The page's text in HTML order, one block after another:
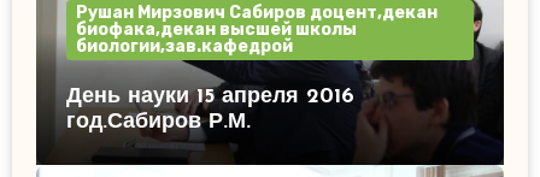
Рушан Мирзович Сабиров доцент,декан
биофака,декан высшей школы
биологии,зав.кафедрой
День науки 15 апреля 2016
год.Сабиров Р.М.